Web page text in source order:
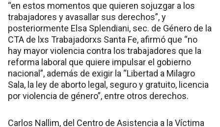
“en estos momentos que quieren sojuzgar a los
trabajadores y avasallar sus derechos”, y
posteriormente Elsa Splendiani, sec. de Género de la
CTA de lxs Trabajadorxs Santa Fe, afirmó que “no
hay mayor violencia contra los trabajadores que la
reforma laboral que quiere impulsar el gobierno
nacional”, además de exigir la “Libertad a Milagro
Sala, la ley de aborto legal, seguro y gratuito, licencia
por violencia de género”, entre otros derechos.
Carlos Nallim, del Centro de Asistencia a la Víctima